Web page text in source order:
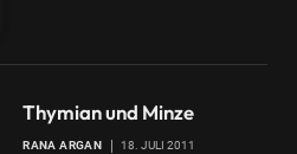
Thymian und Minze
RANA ARGAN
18. JULI 2011